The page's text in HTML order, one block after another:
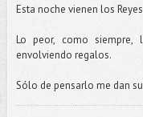
Esta noche vienen los
Lo peor, como siempre,
envolviendo regalos.
Sólo de pensarlo me dan